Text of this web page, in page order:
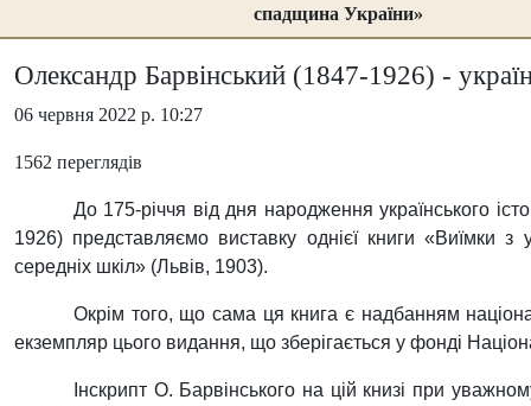
спадщина України»
Олександр Барвінський (1847-1926) -
06 червня 2022 р. 10:27
1562 переглядів
До 175-річчя від дня народження українського
1926) представляємо виставку однієї книги «Виїмки з
середніх шкіл» (Львів, 1903).
Окрім того, що сама ця книга є надбанням
екземпляр цього видання, що зберігається у фонді
Інскрипт О. Барвінського на цій книзі при